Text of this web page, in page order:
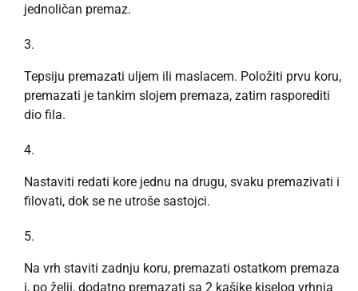
jednoličan premaz.
Tepsiju premazati uljem ili maslacem. Položiti prvu koru,
premazati je tankim slojem premaza, zatim rasporediti
dio fila.
Nastaviti redati kore jednu na drugu, svaku premazivati i
filovati, dok se ne utroše sastojci.
Na vrh staviti zadnju koru, premazati ostatkom premaza
i, po želji, dodatno premazati sa 2 kašike kiselog vrhnja